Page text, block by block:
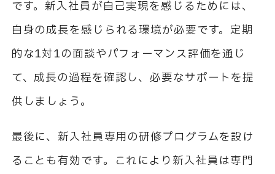
です。新入社員が自己実現を感じるためには、
自身の成長を感じられる環境が必要です。定期
的な1対1の面談やパフォーマンス評価を通じ
て、成長の過程を確認し、必要なサポートを提
供しましょう。
最後に、新入社員専用の研修プログラムを設け
ることも有効です。これにより新入社員は専門